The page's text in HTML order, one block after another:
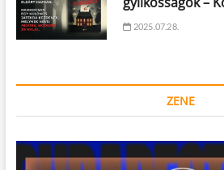
2025.07.28.
ZENE